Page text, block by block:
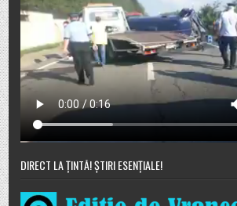
DIRECT LA ȚINTĂ! ȘTIRI ESENȚIALE!